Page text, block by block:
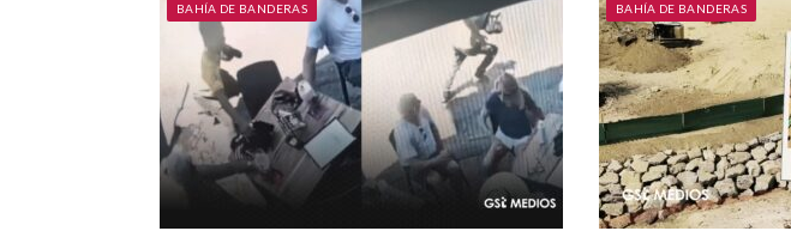
BAHÍA DE BANDERAS BAHÍA DE BANDERAS